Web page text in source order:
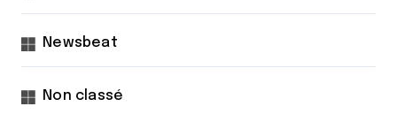
Newsbeat
Non classé